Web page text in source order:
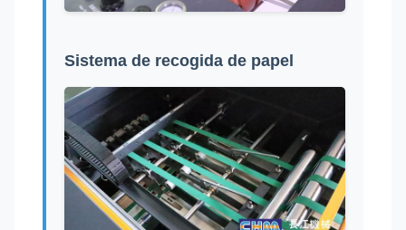
Sistema de recogida de papel